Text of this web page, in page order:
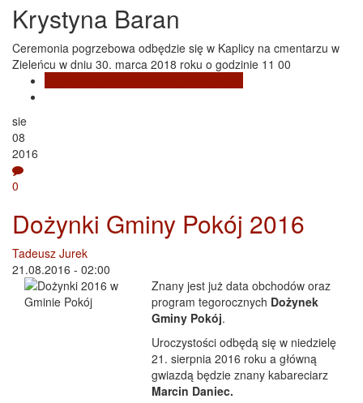
Krystyna Baran
Ceremonia pogrzebowa odbędzie się w Kaplicy na cmentarzu w
Zieleńcu w dniu 30. marca 2018 roku o godzinie 11 00
sie
08
2016
0
Dożynki Gminy Pokój 2016
Tadeusz Jurek
21.08.2016 - 02:00
Znany jest już data obchodów oraz
program tegorocznych Dożynek
Gminy Pokój.
Uroczystości odbędą się w niedzielę
21. sierpnia 2016 roku a główną
gwiazdą będzie znany kabareciarz
Marcin Daniec.